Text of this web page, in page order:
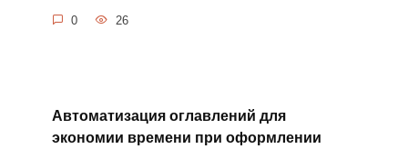
0 26
Автоматизация оглавлений для
экономии времени при оформлении